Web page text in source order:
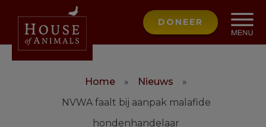
DONEER
Home » Nieuws
»
NVWA faalt bij aanpak malafide
hondenhandelaar